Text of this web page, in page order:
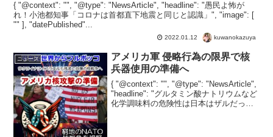
{ "@context": "", "@type": "NewsArticle", "headline": "愚民よ怖が
れ！小池都知事「コロナは首都直下地震と同じと認識」", "image": [
"" ], "datePublished"...
2022.01.12 kuwanokazuya
ニュース
アメリカ軍 侵略行為の限界で核
兵器使用の準備へ
{ "@context": "", "@type": "NewsArticle",
"headline": "グルタミン酸ナトリウムなど
化学調味料の危険性は日本はザルだっ